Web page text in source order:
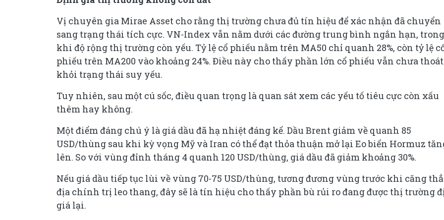
Vị chuyên gia Mirae Asset cho rằng thị trường chưa đủ tín hiệu để xác nhận đã chuyển
sang trạng thái tích cực. VN-Index vẫn nằm dưới các đường trung bình ngắn hạn, trong
khi độ rộng thị trường còn yếu. Tỷ lệ cổ phiếu nằm trên MA50 chỉ quanh 28%, còn tỷ lệ
phiếu trên MA200 vào khoảng 24%. Điều này cho thấy phần lớn cổ phiếu vẫn chưa thoát
khỏi trạng thái suy yếu.
Tuy nhiên, sau một cú sốc, điều quan trọng là quan sát xem các yếu tố tiêu cực còn xấu
thêm hay không.
Một điểm đáng chú ý là giá dầu đã hạ nhiệt đáng kể. Dầu Brent giảm về quanh 85
USD/thùng sau khi kỳ vọng Mỹ và Iran có thể đạt thỏa thuận mở lại Eo biển Hormuz
lên. So với vùng đỉnh tháng 4 quanh 120 USD/thùng, giá dầu đã giảm khoảng 30%.
Nếu giá dầu tiếp tục lùi về vùng 70-75 USD/thùng, tương đương vùng trước khi căng
địa chính trị leo thang, đây sẽ là tín hiệu cho thấy phần bù rủi ro đang được thị trường
giá lại.